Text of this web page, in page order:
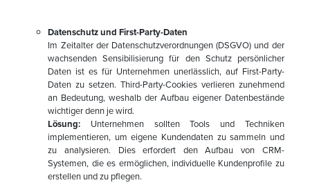
Datenschutz und First-Party-Daten
Im Zeitalter der Datenschutzverordnungen (DSGVO) und der
wachsenden Sensibilisierung für den Schutz persönlicher
Daten ist es für Unternehmen unerlässlich, auf First-Party-
Daten zu setzen. Third-Party-Cookies verlieren zunehmend
an Bedeutung, weshalb der Aufbau eigener Datenbestände
wichtiger denn je wird.
Lösung: Unternehmen sollten Tools und Techniken
implementieren, um eigene Kundendaten zu sammeln und
zu analysieren. Dies erfordert den Aufbau von CRM-
Systemen, die es ermöglichen, individuelle Kundenprofile zu
erstellen und zu pflegen.